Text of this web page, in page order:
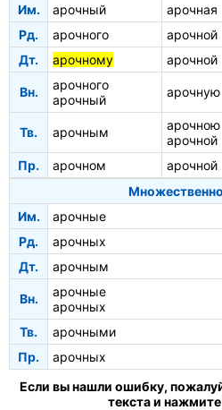
Им.
арочный арочная
Рд.
арочного арочной
Дт.
арочному арочной
Вн.
арочного
арочный
арочную
Тв. арочным
арочною
арочной
Пр. арочном арочной
Им.
арочные
Рд.
арочных
Дт.
арочным
Вн.
арочные
арочных
Тв.
арочными
Пр.
арочных
Если вы нашли ошибку,
текста и